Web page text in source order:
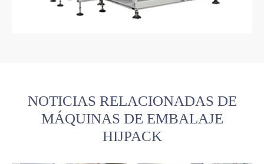
NOTICIAS RELACIONADAS DE
MÁQUINAS DE EMBALAJE
HIJPACK